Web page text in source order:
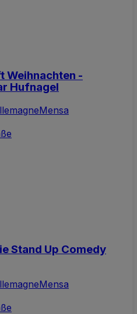
Weihnachten -
Hufnagel
Mensa
Stand Up Comedy
Mensa